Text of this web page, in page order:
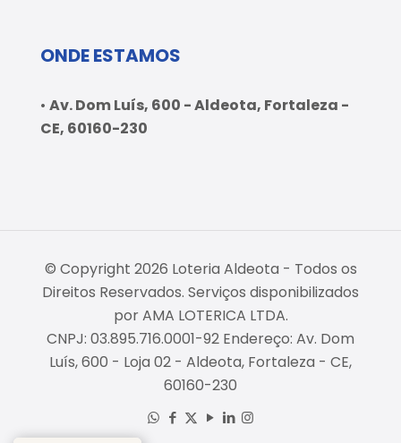
ONDE ESTAMOS
• Av. Dom Luís, 600 - Aldeota, Fortaleza -
CE, 60160-230
© Copyright 2026 Loteria Aldeota - Todos os
Direitos Reservados. Serviços disponibilizados
por AMA LOTERICA LTDA.
CNPJ: 03.895.716.0001-92 Endereço: Av. Dom
Luís, 600 - Loja 02 - Aldeota, Fortaleza - CE,
60160-230